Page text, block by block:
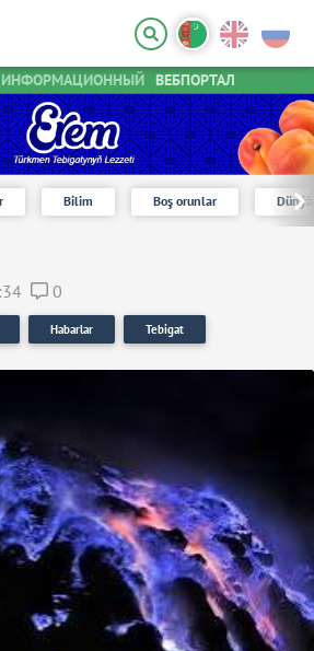
ИНФОРМАЦИОННЫЙ ВЕБПОРТАЛ
Bilim Boş orunlar
0
Habarlar Tebigat